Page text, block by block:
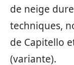
de neige
techniques,
de Capitello
(variante).